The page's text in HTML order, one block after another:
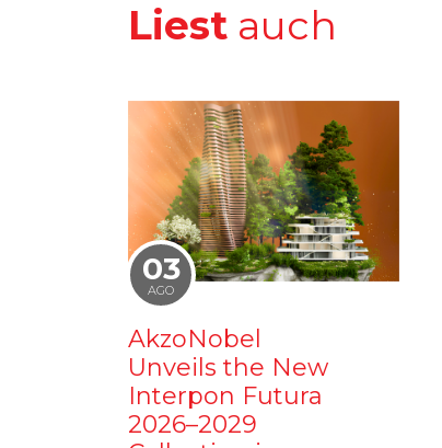
Liest auch
03
AGO
AkzoNobel
Unveils the New
Interpon Futura
2026–2029